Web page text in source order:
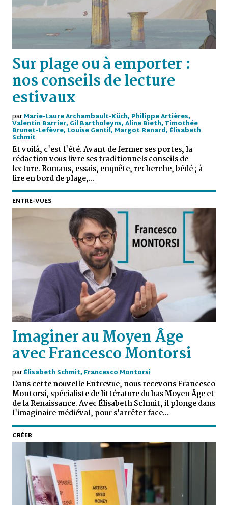
Sur plage ou à emporter :
nos conseils de lecture
estivaux
parMarie-Laure Archambault-Küch, Philippe Artières,
Valentin Barrier, Gil Bartholeyns, Aline Bieth, Timothée
Brunet-Lefèvre, Louise Gentil, Margot Renard, Élisabeth
Schmit
Et voilà, c'est l'été. Avant de fermer ses portes, la
rédaction vous livre ses traditionnels conseils de
lecture. Romans, essais, enquête, recherche, bédé ; à
lire en bord de plage,...
ENTRE-VUES
Imaginer au Moyen Âge
avec Francesco Montorsi
parÉlisabeth Schmit, Francesco Montorsi
Dans cette nouvelle Entrevue, nous recevons Francesco
Montorsi, spécialiste de littérature du bas Moyen Âge et
de la Renaissance. Avec Élisabeth Schmit, il plonge dans
l'imaginaire médiéval, pour s'arrêter face...
CRÉER